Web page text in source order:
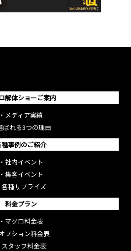
解体ショーご案内
・ メディア実績
ばれる3つの理由
事例のご紹介
・ 社内イベント
・ 集客イベント
各種サプライズ
料金プラン
・ マグロ料金表
プション料金表
スタッフ料金表